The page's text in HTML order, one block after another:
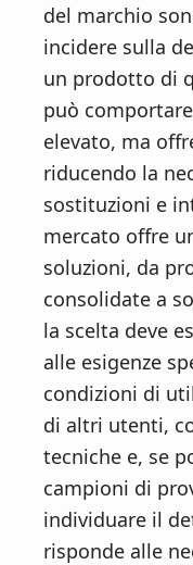
del marchio
incidere sulla
un prodotto di
può
elevato, ma
riducendo la
sostituzioni e
mercato offre
soluzioni, da
consolidate a
la scelta deve
alle esigenze
condizioni di
di altri utenti,
tecniche e, se
campioni di
individuare il
risponde alle